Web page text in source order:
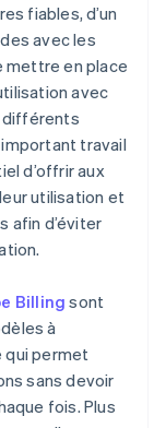
fiables, d’un
avec les
mettre en place
avec
différents
travail
d’offrir aux
utilisation et
afin d’éviter
Billing sont
à
qui permet
sans devoir
fois. Plus